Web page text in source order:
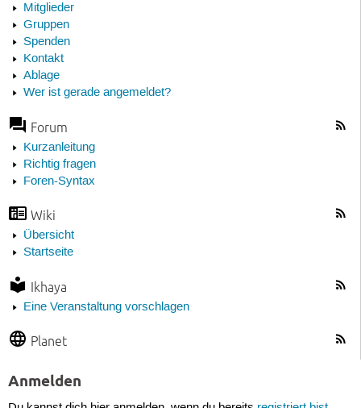
Mitglieder
Gruppen
Spenden
Kontakt
Ablage
Wer ist gerade angemeldet?
Forum
Kurzanleitung
Richtig fragen
Foren-Syntax
Wiki
Übersicht
Startseite
Ikhaya
Eine Veranstaltung vorschlagen
Planet
Anmelden